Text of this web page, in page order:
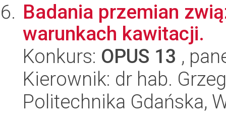
Badania przemian
warunkach kawitacji.
Konkurs: OPUS 13 ,
Kierownik: dr hab.
Politechnika Gdańska,